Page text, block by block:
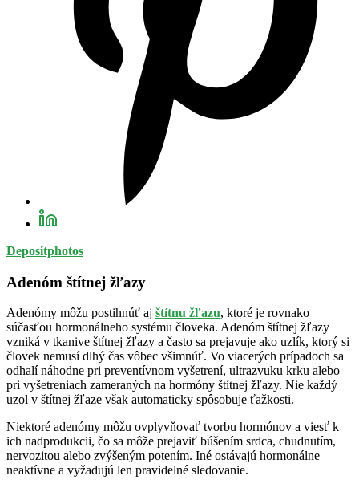
Depositphotos
Adenóm štítnej žľazy
Adenómy môžu postihnúť aj štítnu žľazu, ktoré je rovnako
súčasťou hormonálneho systému človeka. Adenóm štítnej žľazy
vzniká v tkanive štítnej žľazy a často sa prejavuje ako uzlík, ktorý si
človek nemusí dlhý čas vôbec všimnúť. Vo viacerých prípadoch sa
odhalí náhodne pri preventívnom vyšetrení, ultrazvuku krku alebo
pri vyšetreniach zameraných na hormóny štítnej žľazy. Nie každý
uzol v štítnej žľaze však automaticky spôsobuje ťažkosti.
Niektoré adenómy môžu ovplyvňovať tvorbu hormónov a viesť k
ich nadprodukcii, čo sa môže prejaviť búšením srdca, chudnutím,
nervozitou alebo zvýšeným potením. Iné ostávajú hormonálne
neaktívne a vyžadujú len pravidelné sledovanie.